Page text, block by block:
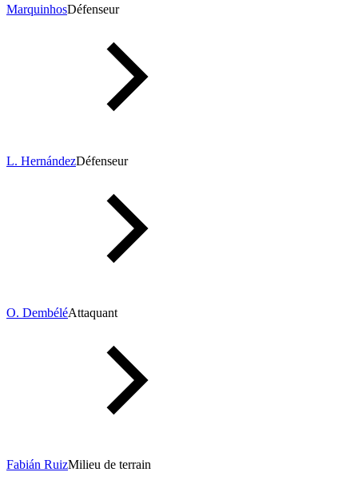
MarquinhosDéfenseur
L. HernándezDéfenseur
O. DembéléAttaquant
Fabián RuizMilieu de terrain